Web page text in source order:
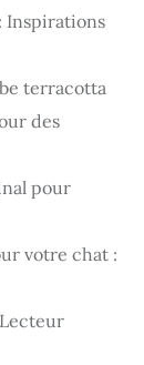
Inspirations
terracotta
des
pour
votre chat :